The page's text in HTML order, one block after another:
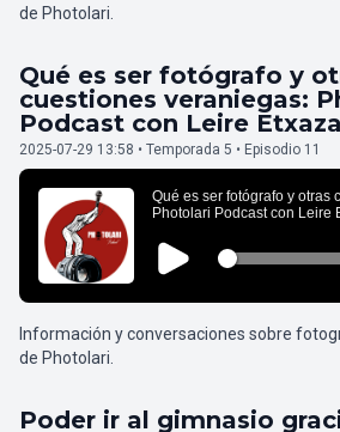
de Photolari.
Qué es ser fotógrafo y
cuestiones veraniegas:
Podcast con Leire
2025-07-29 13:58 • Temporada 5 • Episodio 11
Información y conversaciones sobre
de Photolari.
Poder ir al gimnasio